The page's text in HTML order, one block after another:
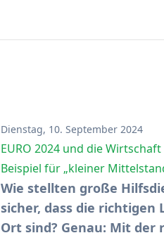
Dienstag, 10. September 2024
EURO 2024 und die
Beispiel für „kleiner
Wie stellten große
sicher, dass die
Ort sind? Genau: Mit